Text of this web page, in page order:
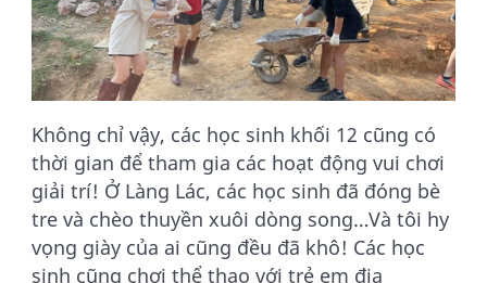
Không chỉ vậy, các học sinh khối 12 cũng có
thời gian để tham gia các hoạt động vui chơi
giải trí! Ở Làng Lác, các học sinh đã đóng bè
tre và chèo thuyền xuôi dòng song…Và tôi hy
vọng giày của ai cũng đều đã khô! Các học
sinh cũng chơi thể thao với trẻ em địa